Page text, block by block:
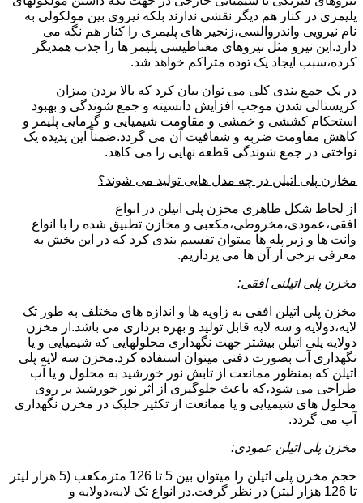
پلیمری در کنار هم دیگر نقشی ندارند بلکه نیروی بین مولکولی به
نام نیرویی واندروالسی،زنجیر های پلیمری را کنار هم نگه می
دارد.این نیرو مثل نیروهای مغناطیسی پلیمر ها را جذب همدیگر
کرده،سبب ایجاد یک توده متراکم خواهد شد.
در یک جمع بندی کلی می توان بیان کرد که بالا بردن میزان
کریستالی شدن موجب افزایش دانسیته و جمع شوندگی و بهبود
استحکام کششی و خمشی و مقاومت شیمیایی و گرمایی پلیمر و
کاهش مقاومت ضربه و شفافیت آن می گردد.ضمناً این پدیده یک
نواختی در جمع شوندگی قطعه نهایی را می کاهد.
مخازن پلی اتیلن در چه مدل هایی تولید می شوند؟
از لحاظ شکل ظاهری مخزن پلی اتیلن در انواع
افقی،عمودی،مخروطی،مکعبی و مخازن تطبیق شده را با انواع
وانت ها و زیر پله ها میتوان تقسیم بندی کرد که در این بخش به
معرفی برخی از آن ها می پردازیم.
مخزن پلی اتیلنی افقی:
مخزن پلی اتیلن افقی به زاویه ها و اندازه های مختلف به طور تک
لایه،دولایه و سه لایه قابل تولید و بهره برداری می باشد.از مخزن
دولایه پلی اتیلن بیشتر جهت نگهداری محلولهایی که شیمیایی و یا
نگهداری آب بصورت دفنی میتوان استفاده کرد.مخزن سه لایه پلی
اتیلن که بمنظور ممانعت از تابش نور خورشید به محلول و یا آب
طراحی می شود،که باعث جلوگیری از اثر نور خورشید بر روی
محلول های شیمیایی و یا ممانعت از تکثیر جلبک در مخزن نگهداری
آب می گردد.
مخزن پلی اتیلن عمودی:
حجم مخزن پلی اتیلن را میتوان بین 5 تا 126 مترمکعب (5 هزار لیتر
تا 126 هزار لیتر) در نظر گرفت.در انواع تک لایه،دولایه و